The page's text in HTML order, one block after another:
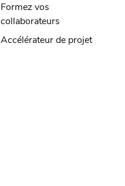
Formez vos
collaborateurs
Accélérateur de projet